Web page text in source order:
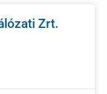
Zrt.